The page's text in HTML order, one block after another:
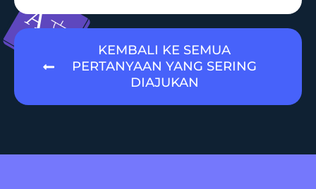
KEMBALI KE SEMUA
PERTANYAAN YANG SERING
DIAJUKAN